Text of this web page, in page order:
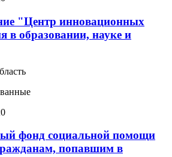
"Центр инновационных
в образовании, науке и
фонд социальной помощи
попавшим в